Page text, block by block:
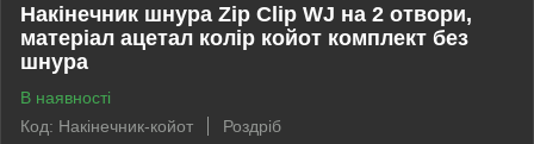
Накінечник шнура Zip Clip WJ на 2 отвори,
матеріал ацетал колір койот комплект без
шнура
В наявності
Код: Накінечник-койот
Роздріб